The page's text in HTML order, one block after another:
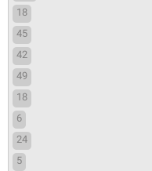
18
45
42
49
18
6
24
5